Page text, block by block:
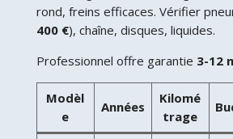
rond, freins efficaces. Vérifier
400 €), chaîne, disques, liquides.
Professionnel offre garantie 3-12
Modèl
e
Années
Kilomé
trage